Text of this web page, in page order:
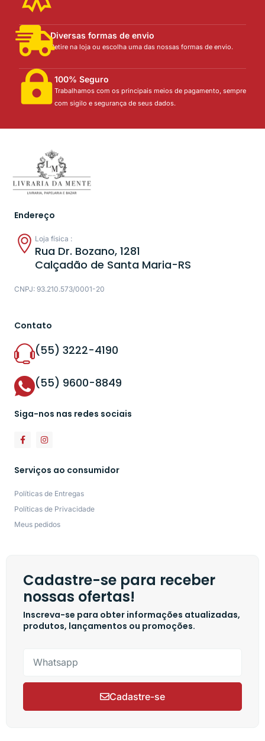
Diversas formas de envio
Retire na loja ou escolha uma das nossas formas de envio.
100% Seguro
Trabalhamos com os principais meios de pagamento, sempre
com sigilo e segurança de seus dados.
Endereço
Loja física :
Rua Dr. Bozano, 1281
Calçadão de Santa Maria-RS
CNPJ: 93.210.573/0001-20
Contato
(55) 3222-4190
(55) 9600-8849
Siga-nos nas redes sociais
Serviços ao consumidor
Políticas de Entregas
Políticas de Privacidade
Meus pedidos
Cadastre-se para receber
nossas ofertas!
Inscreva-se para obter informações atualizadas,
produtos, lançamentos ou promoções.
Cadastre-se